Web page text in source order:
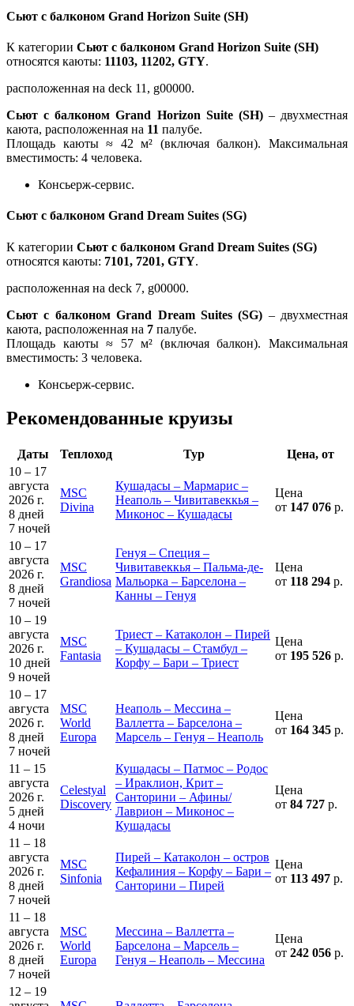
Сьют с балконом Grand Horizon Suite (SH)
К категории Сьют с балконом Grand Horizon Suite (SH)
относятся каюты: 11103, 11202, GTY.
расположенная на deck 11, g00000.
Сьют с балконом Grand Horizon Suite (SH)– двухместная
каюта, расположенная на 11 палубе.
Площадь каюты ≈ 42 м² (включая балкон). Максимальная
вместимость: 4 человека.
Консьерж-сервис.
Сьют с балконом Grand Dream Suites (SG)
К категории Сьют с балконом Grand Dream Suites (SG)
относятся каюты: 7101, 7201, GTY.
расположенная на deck 7, g00000.
Сьют с балконом Grand Dream Suites (SG) – двухместная
каюта, расположенная на 7 палубе.
Площадь каюты ≈ 57 м² (включая балкон). Максимальная
вместимость: 3 человека.
Консьерж-сервис.
Рекомендованные круизы
Даты Теплоход Тур
Цена, от
10 – 17
августа
2026 г.
8 дней
7 ночей
MSC
Divina
Кушадасы – Мармарис –
Неаполь – Чивитавеккья –
Миконос – Кушадасы
Цена
от 147 076 р.
10 – 17
августа
2026 г.
8 дней
7 ночей
MSC
Grandiosa
Генуя – Специя –
Чивитавеккья – Пальма-де-
Мальорка – Барселона –
Канны – Генуя
Цена
от 118 294 р.
10 – 19
августа
2026 г.
10 дней
9 ночей
MSC
Fantasia
Триест – Катаколон – Пирей
– Кушадасы – Стамбул –
Корфу – Бари – Триест
Цена
от 195 526 р.
10 – 17
августа
2026 г.
8 дней
7 ночей
MSC
World
Europa
Неаполь – Мессина –
Валлетта – Барселона –
Марсель – Генуя – Неаполь
Цена
от 164 345 р.
11 – 15
августа
2026 г.
5 дней
4 ночи
Celestyal
Discovery
Кушадасы – Патмос – Родос
– Ираклион, Крит –
Санторини – Афины/
Лаврион – Миконос –
Кушадасы
Цена
от 84 727 р.
11 – 18
августа
2026 г.
8 дней
7 ночей
MSC
Sinfonia
Пирей – Катаколон – остров
Кефалиния – Корфу – Бари –
Санторини – Пирей
Цена
от 113 497 р.
11 – 18
августа
2026 г.
8 дней
7 ночей
MSC
World
Europa
Мессина – Валлетта –
Барселона – Марсель –
Генуя – Неаполь – Мессина
Цена
от 242 056 р.
12 – 19